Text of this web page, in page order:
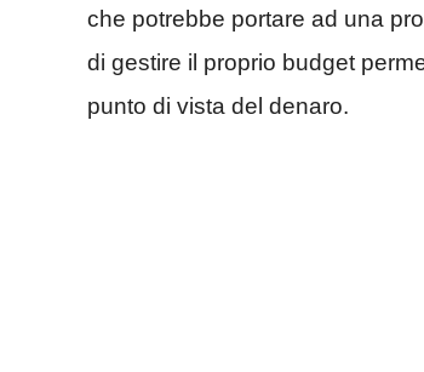
che potrebbe portare ad una
di gestire il proprio budget
punto di vista del denaro.